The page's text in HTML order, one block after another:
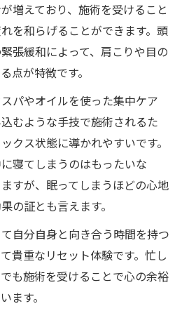
増えており、施術を受けること
を和らげることができます。頭
張緩和によって、肩こりや目の
点が特徴です。
パやオイルを使った集中ケア
むような手技で施術されるた
クス状態に導かれやすいです。
寝てしまうのはもったいな
すが、眠ってしまうほどの心地
の証とも言えます。
自分自身と向き合う時間を持つ
貴重なリセット体験です。忙し
も施術を受けることで心の余裕
ます。